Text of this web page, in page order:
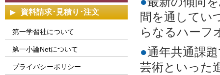
資料請求･見積り･注文
第一学習社について
第一小論Netについて
プライバシーポリシー
間を通してい
らなるハーフ
●通年共通課
芸術といった